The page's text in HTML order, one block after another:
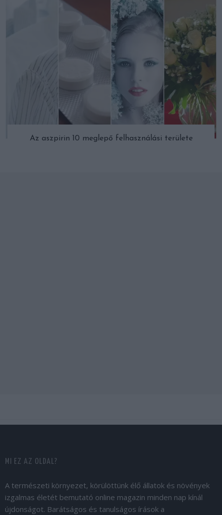
Az aszpirin 10 meglepő felhasználási területe
MI EZ AZ OLDAL?
A természeti környezet, körülöttünk élő állatok és növények
izgalmas életét bemutató online magazin minden nap kínál
újdonságot. Barátságos és tanulságos írások a